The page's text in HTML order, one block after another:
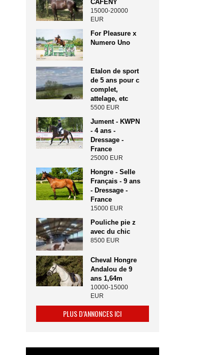
CAFENY
15000-20000
EUR
For Pleasure x
Numero Uno
Etalon de sport
de 5 ans pour c
complet,
attelage, etc
5500 EUR
Jument - KWPN
- 4 ans -
Dressage -
France
25000 EUR
Hongre - Selle
Français - 9 ans
- Dressage -
France
15000 EUR
Pouliche pie z
avec du chic
8500 EUR
Cheval Hongre
Andalou de 9
ans 1,64m
10000-15000
EUR
PLUS D’ANNONCES ICI